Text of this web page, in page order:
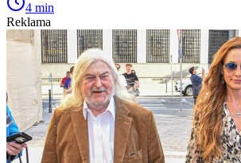
4 min
Reklama